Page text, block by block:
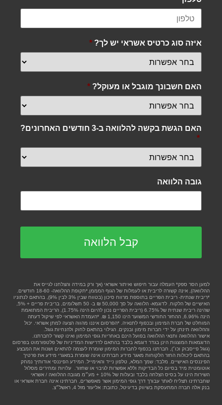
איזה סוג כרטיס אשראי יש לך? *
האם חשבונך מוגבל או מעוקל? *
האם הגשת בקשה להלוואה ב-3 חודשים האחרונים?
*
גובה הלוואה
למען הסר ספק* העמלה עבור חיפוש ואיתור אשראי (אך ורק במידה והצלחנו לגייס את
ההלוואה), אינה קשורה לריבית או לעמלות של הגוף המממן.*תקופת ההלוואה- 18-60 חודשים.
*ריבית שנתית- ריבית הפריים בתוספת מרווח סיכון (בטווח שבין 3% לבין 9%), בהתאם לנתוניו
שהינה ריבית שנתית של 6.75% (ריבית הפריים נכון להיום הינה 1.75%), הריבית המתואמת
הינה 6.96%, ההחזר החודשי המשוער הינו 1,150 ₪. *העמדת האשראי לפי שיקול דעתה
המוחלט של חברת המימון ובכפוף לתנאיה. *הפרסום איננו מהווה הצעה למתן אשראי. יכול
וההלוואה תינתן על ידי חברות מימון ובנקים. הגילוי בהתאם לחוק ולהנחיות גוגל.
אישור ההלוואה ותנאי ההלוואה בפועל הינם באחריות גופי המימון ואינו קשור לחברתנו.
הדוגמאות המוצגות הינן בגדר דוגמא בלבד בהתאם לדרישות המדיניות של פלטפורמוט בפרסום
(גוגל פייסבוק וכו׳), חברתנו בכפוף לחברות המימון שומרת לעצמה להתאים ושנות את המבצע
בהתאם ליכולות החזר הלקוחות מאגר מידע חברתינו אינה שומרת במאגרי מידע את פרטיך
הפיננסים האישיים. מלבד: שמך המלא, טלפון נייד והאימייל. המידע הפיננסי אודותיך נמחק
אוטומטית מיד בסיום כל הבדיקות וללא אפשרות לגיבוי או שחזור. עלויות ומחירים מסלול
השירות הינו על בסיס הצלחה בלבד ובעלות של 10% + מע״מ מגובה ההלוואה / אשראי
שחברתינו תצליח לאתר עבורך דרך גופי המימון אשר מאפשרים, חברתינו אינה חברת אשראי או
בנק אלה חברה המתעסקת בשיווק בדיגיטל, כתובת: אליעזר מזל 4, ראשל״צ.